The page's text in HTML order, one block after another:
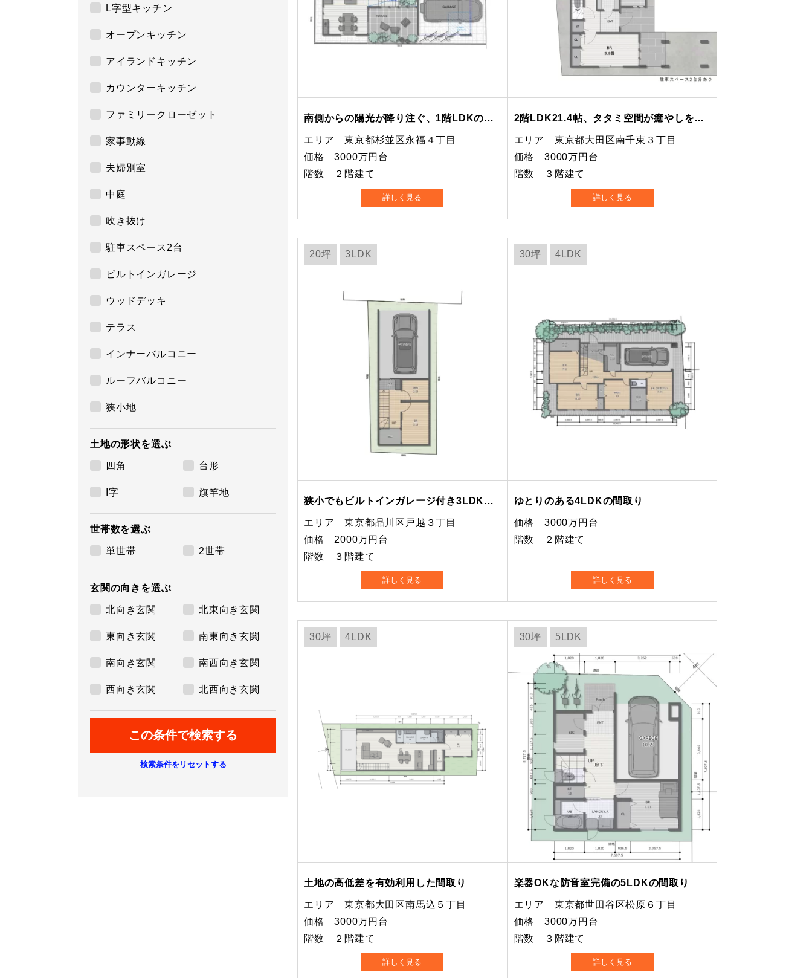
南側からの陽光が降り注ぐ、1階LDKの間取り
エリア 東京都杉並区永福４丁目
価格 3000万円台
階数 ２階建て
詳しく見る
2階LDK21.4帖、タタミ空間が癒やしをもたらす間取り
エリア 東京都大田区南千束３丁目
価格 3000万円台
階数 ３階建て
詳しく見る
20坪 3LDK
狭小でもビルトインガレージ付き3LDKを実現した間取り
エリア 東京都品川区戸越３丁目
価格 2000万円台
階数 ３階建て
詳しく見る
30坪 4LDK
ゆとりのある4LDKの間取り
価格 3000万円台
階数 ２階建て
詳しく見る
30坪 4LDK
土地の高低差を有効利用した間取り
エリア 東京都大田区南馬込５丁目
価格 3000万円台
階数 ２階建て
詳しく見る
30坪 5LDK
楽器OKな防音室完備の5LDKの間取り
エリア 東京都世田谷区松原６丁目
価格 3000万円台
階数 ３階建て
詳しく見る
L字型キッチン
オープンキッチン
アイランドキッチン
カウンターキッチン
ファミリークローゼット
家事動線
夫婦別室
中庭
吹き抜け
駐車スペース2台
ビルトインガレージ
ウッドデッキ
テラス
インナーバルコニー
ルーフバルコニー
狭小地
土地の形状を選ぶ
四角 台形
I字 旗竿地
世帯数を選ぶ
単世帯 2世帯
玄関の向きを選ぶ
北向き玄関 北東向き玄関
東向き玄関 南東向き玄関
南向き玄関 南西向き玄関
西向き玄関 北西向き玄関